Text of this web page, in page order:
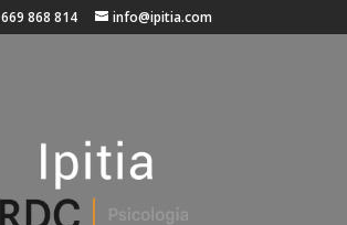
669 868 814 info@ipitia.com